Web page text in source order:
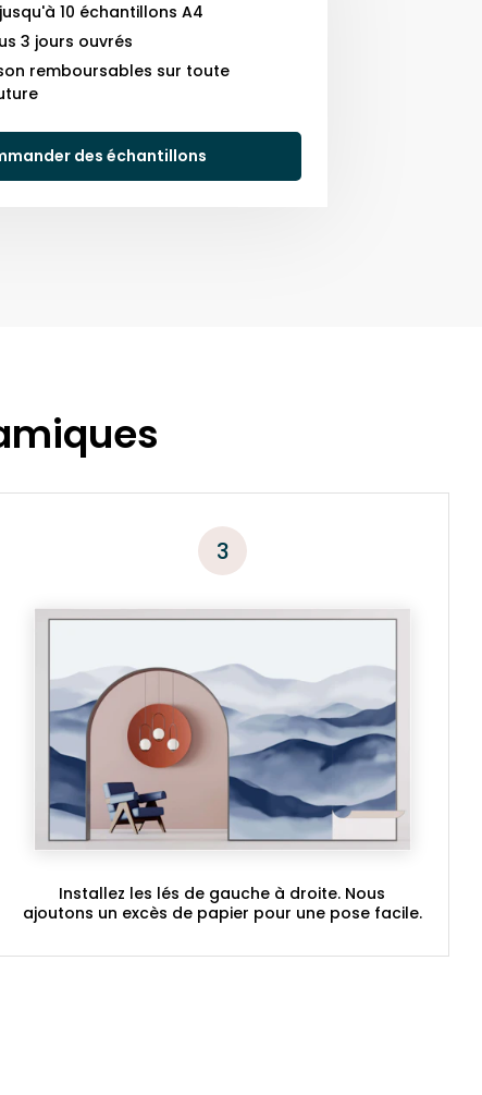
10 échantillons A4
3 jours ouvrés
remboursables sur toute
des échantillons
3
Installez les lés de gauche à droite. Nous
ajoutons un excès de papier pour une pose facile.